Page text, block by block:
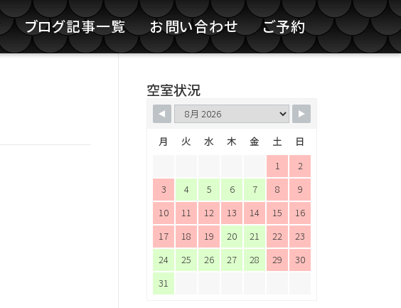
ブログ記事一覧 お問い合わせ ご予約
空室状況
月 火 水 木 金 土
日
1
2
3
4 5 6 7 8
9
10
11 12 13 14 15
16
17
18 19 20 21 22
23
24
25 26 27 28 29
30
31